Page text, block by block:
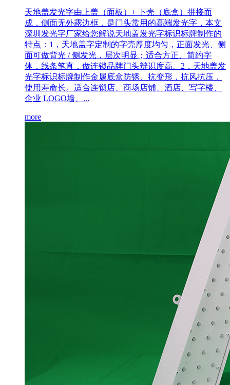
天地盖发光字由上盖（面板）+ 下壳（底盒）拼接而
成，侧面无外露边框，是门头常用的高端发光字，本文
深圳发光字厂家给您解说天地盖发光字标识标牌制作的
特点：1，天地盖字定制的字壳厚度均匀，正面发光、侧
面可做背光 / 侧发光，层次明显；适合方正、简约字
体，线条笔直，做连锁品牌门头辨识度高。2，天地盖发
光字标识标牌制作金属底盒防锈、抗变形，抗风抗压，
使用寿命长。适合连锁店、商场店铺、酒店、写字楼、
企业 LOGO墙、...
more